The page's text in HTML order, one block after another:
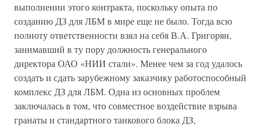
выполнении этого контракта, поскольку опыта по
созданию ДЗ для ЛБМ в мире еще не было. Тогда всю
полноту ответственности взял на себя В.А. Григорян,
занимавший в ту пору должность генерального
директора ОАО «НИИ стали». Менее чем за год удалось
создать и сдать зарубежному заказчику работоспособный
комплекс ДЗ для ЛБМ. Одна из основных проблем
заключалась в том, что совместное воздействие взрыва
гранаты и стандартного танкового блока ДЗ,